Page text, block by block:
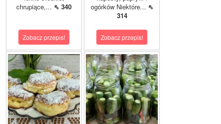
chrupiące,... ⇖ 340
Zobacz przepis!
ogórków Niektóre... ⇖
314
Zobacz przepis!